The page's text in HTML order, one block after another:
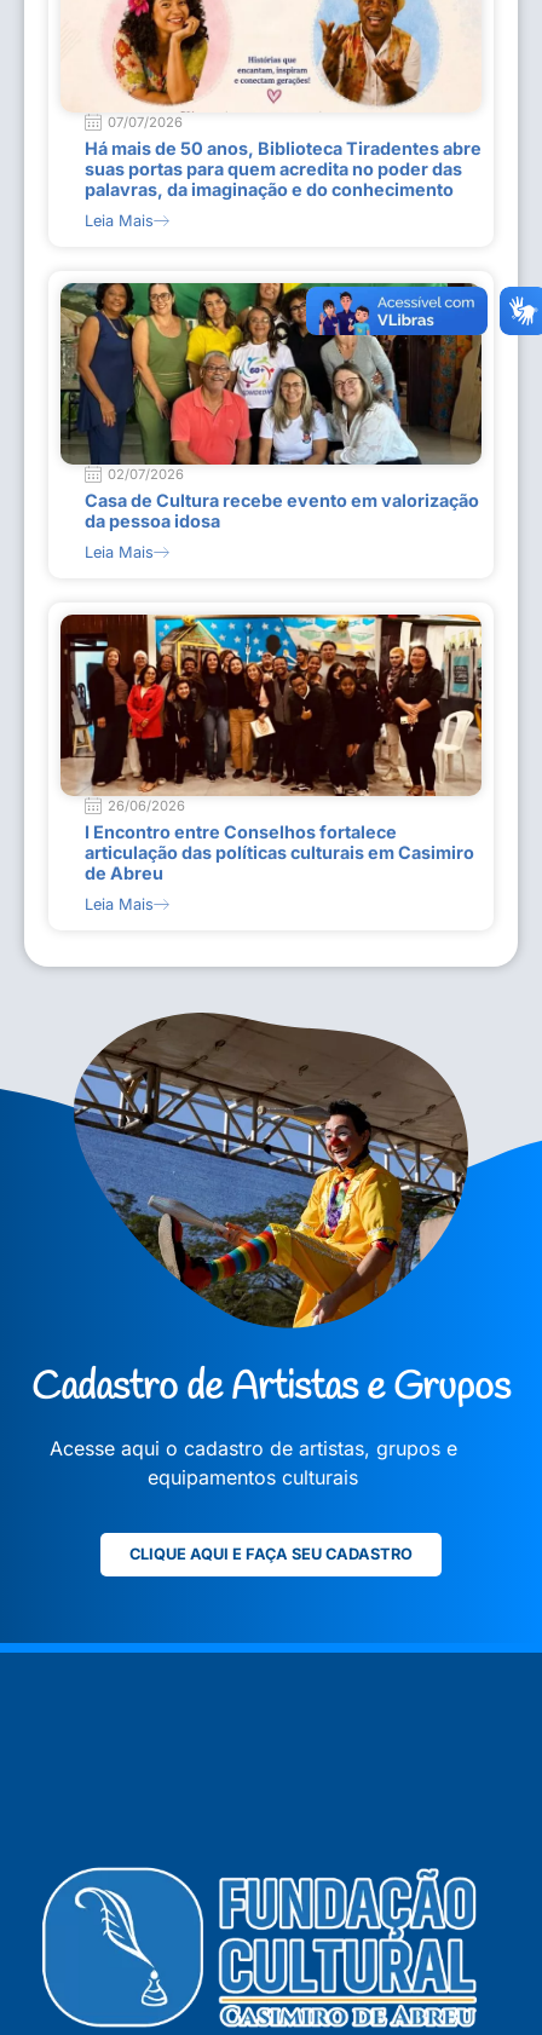
07/07/2026
Há mais de 50 anos, Biblioteca Tiradentes abre
suas portas para quem acredita no poder das
palavras, da imaginação e do conhecimento
Leia Mais
02/07/2026
Casa de Cultura recebe evento em valorização
da pessoa idosa
Leia Mais
26/06/2026
I Encontro entre Conselhos fortalece
articulação das políticas culturais em Casimiro
de Abreu
Leia Mais
Cadastro de Artistas e Grupos
Acesse aqui o cadastro de artistas, grupos e
equipamentos culturais
CLIQUE AQUI E FAÇA SEU CADASTRO